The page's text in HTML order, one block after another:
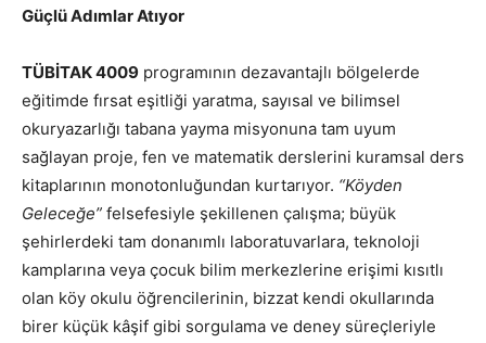
Güçlü Adımlar Atıyor
TÜBİTAK 4009 programının dezavantajlı bölgelerde
eğitimde fırsat eşitliği yaratma, sayısal ve bilimsel
okuryazarlığı tabana yayma misyonuna tam uyum
sağlayan proje, fen ve matematik derslerini kuramsal ders
kitaplarının monotonluğundan kurtarıyor. “Köyden
Geleceğe” felsefesiyle şekillenen çalışma; büyük
şehirlerdeki tam donanımlı laboratuvarlara, teknoloji
kamplarına veya çocuk bilim merkezlerine erişimi kısıtlı
olan köy okulu öğrencilerinin, bizzat kendi okullarında
birer küçük kâşif gibi sorgulama ve deney süreçleriyle